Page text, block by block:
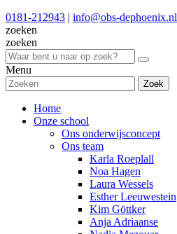
0181-212943 | info@obs-dephoenix.nl
zoeken
zoeken
Menu
Zoek
Home
Onze school
Ons onderwijsconcept
Ons team
Karla Roeplall
Noa Hagen
Laura Wessels
Esther Leeuwestein
Kim Göttker
Anja Adriaanse